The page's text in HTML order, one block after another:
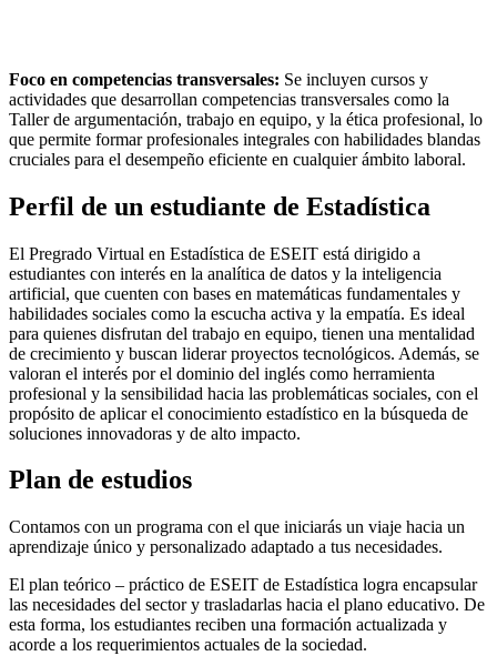
Foco en competencias transversales: Se incluyen cursos y
actividades que desarrollan competencias transversales como la
Taller de argumentación, trabajo en equipo, y la ética profesional, lo
que permite formar profesionales integrales con habilidades blandas
cruciales para el desempeño eficiente en cualquier ámbito laboral.
Perfil de un estudiante de Estadística
El Pregrado Virtual en Estadística de ESEIT está dirigido a
estudiantes con interés en la analítica de datos y la inteligencia
artificial, que cuenten con bases en matemáticas fundamentales y
habilidades sociales como la escucha activa y la empatía. Es ideal
para quienes disfrutan del trabajo en equipo, tienen una mentalidad
de crecimiento y buscan liderar proyectos tecnológicos. Además, se
valoran el interés por el dominio del inglés como herramienta
profesional y la sensibilidad hacia las problemáticas sociales, con el
propósito de aplicar el conocimiento estadístico en la búsqueda de
soluciones innovadoras y de alto impacto.
Plan de estudios
Contamos con un programa con el que iniciarás un viaje hacia un
aprendizaje único y personalizado adaptado a tus necesidades.
El plan teórico – práctico de ESEIT de Estadística logra encapsular
las necesidades del sector y trasladarlas hacia el plano educativo. De
esta forma, los estudiantes reciben una formación actualizada y
acorde a los requerimientos actuales de la sociedad.